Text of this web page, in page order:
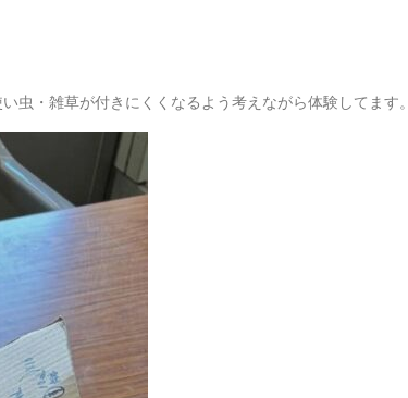
虫・雑草が付きにくくなるよう考えながら体験してます。